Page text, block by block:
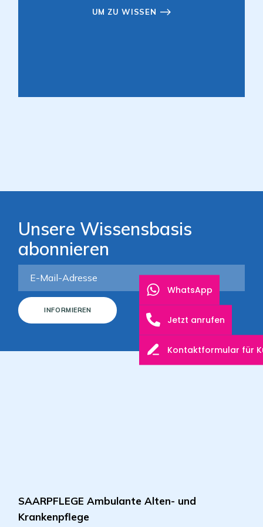
UM ZU WISSEN
Unsere Wissensbasis
abonnieren
INFORMIEREN
SAARPFLEGE Ambulante Alten- und
Krankenpflege
WhatsApp
Jetzt anrufen
Kontaktformular für